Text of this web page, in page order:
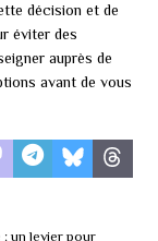
décision et de
éviter des
auprès de
avant de vous
un levier pour